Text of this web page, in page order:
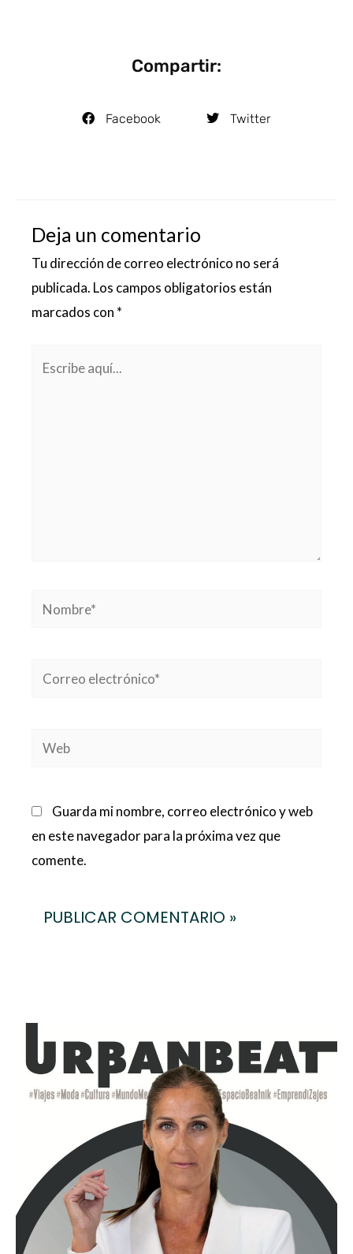
Compartir:
Facebook Twitter
Deja un comentario
Tu dirección de correo electrónico no será
publicada. Los campos obligatorios están
marcados con *
Nombre*
Correo
Web
Guarda mi nombre, correo electrónico y web
en este navegador para la próxima vez que
comente.